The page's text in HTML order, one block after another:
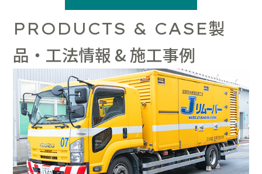
PRODUCTS & CASE製
品・工法情報 & 施工事例